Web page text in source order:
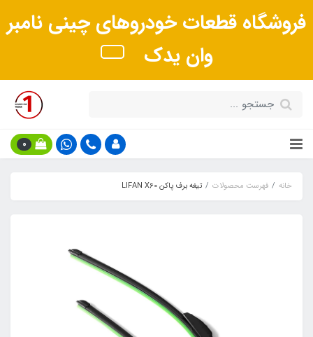
فروشگاه قطعات خودروهای چینی نامبر
وان یدک
0
خانه فهرست محصولات تیغه برف پاکن LIFAN X60